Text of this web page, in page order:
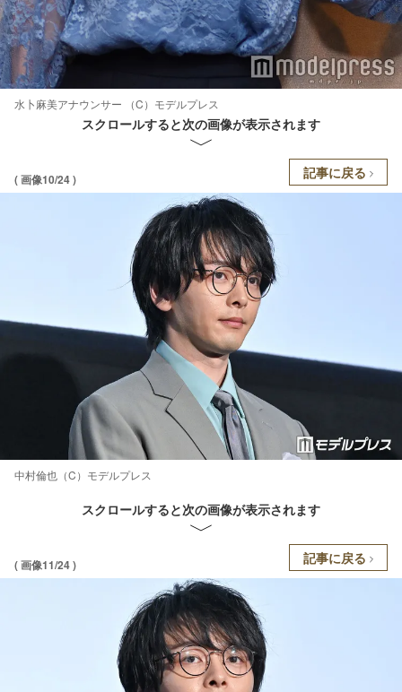
水卜麻美アナウンサー （C）モデルプレス
スクロールすると次の画像が表示されます
( 画像10/24 ) 記事に戻る
中村倫也（C）モデルプレス
スクロールすると次の画像が表示されます
( 画像11/24 ) 記事に戻る